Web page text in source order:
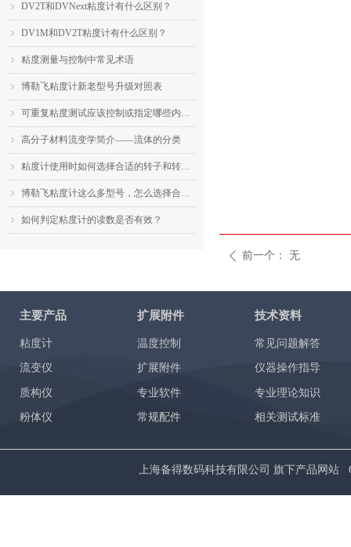
ꄴ 前一个： 无
ꁇ DV2T和DVNext粘度计有什么区别？
ꁇ DV1M和DV2T粘度计有什么区别？
ꁇ 粘度测量与控制中常见术语
ꁇ 博勒飞粘度计新老型号升级对照表
ꁇ 可重复粘度测试应该控制或指定哪些内容？
ꁇ 高分子材料流变学简介——流体的分类
ꁇ 粘度计使用时如何选择合适的转子和转速？
ꁇ 博勒飞粘度计这么多型号，怎么选择合适的机型？
ꁇ 如何判定粘度计的读数是否有效？
上海备得数码科技有限公司 旗下产品网站
常见问题解答
仪器操作指导
专业理论知识
相关测试标准
主要产品 技术资料
扩展附件
粘度计
流变仪
质构仪
粉体仪
温度控制
扩展附件
专业软件
常规配件